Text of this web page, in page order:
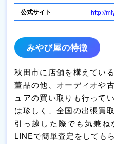
公式サイト http://
みやび屋の特徴
秋田市に店舗を構えてい
董品の他、オーディオや
ュアの買い取りも行って
は珍しく、全国の出張買
引っ越した際でも気兼ね
LINEで簡単査定をしても